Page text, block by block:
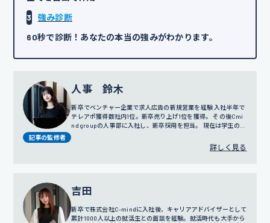
3
強み診断
60秒で診断！あなたの本当の強みがわかります。
記事の監修者
人事 鈴木
新卒でベンチャー企業で求人広告の新規営業を経験 入社半年で
テレアポ獲得数社内1位。新卒売り上げ1位を獲得。 その後Cmi
nd groupの人事部に入社し、新卒採用を担当。 現在は学生の面
詳しく見る
吉田
新卒で株式会社C-mindに入社後、キャリアアドバイザーとして
累計1000人以上の就活生との面談を経験。就活時代も大手から